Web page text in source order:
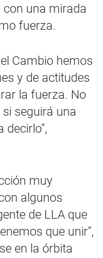
con una mirada
fuerza.
Cambio hemos
y de actitudes
la fuerza. No
seguirá una
decirlo”,
muy
algunos
de LLA que
que unir”,
en la órbita